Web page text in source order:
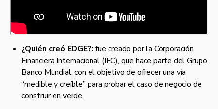
¿Quién creó EDGE?: fue creado por la Corporación
Financiera Internacional (IFC), que hace parte del Grupo
Banco Mundial, con el objetivo de ofrecer una vía
“medible y creíble” para probar el caso de negocio de
construir en verde.